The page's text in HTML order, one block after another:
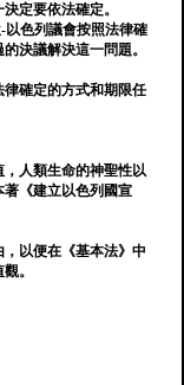
定要依法確定。
以色列議會按照法律確
決議解決這一問題。
確定的方式和期限任
人類生命的神聖性以
《建立以色列國宣
以便在《基本法》中
。